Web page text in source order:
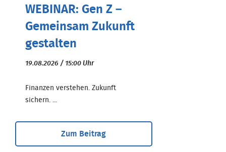
WEBINAR: Gen Z –
Gemeinsam Zukunft
gestalten
19.08.2026 / 15:00 Uhr
Finanzen verstehen. Zukunft
sichern. ...
Zum Beitrag